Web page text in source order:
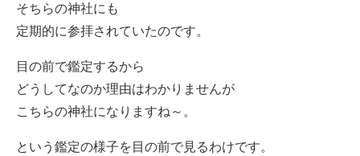
そちらの神社にも
定期的に参拝されていたのです。
目の前で鑑定するから
どうしてなのか理由はわかりませんが
こちらの神社になりますね～。
という鑑定の様子を目の前で見るわけです。